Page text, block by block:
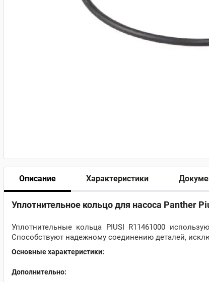
Описание Характеристики
Уплотнительное кольцо для насоса Panther
Уплотнительные кольца PIUSI R11461000
Способствуют надежному соединению деталей,
Основные характеристики:
Дополнительно: